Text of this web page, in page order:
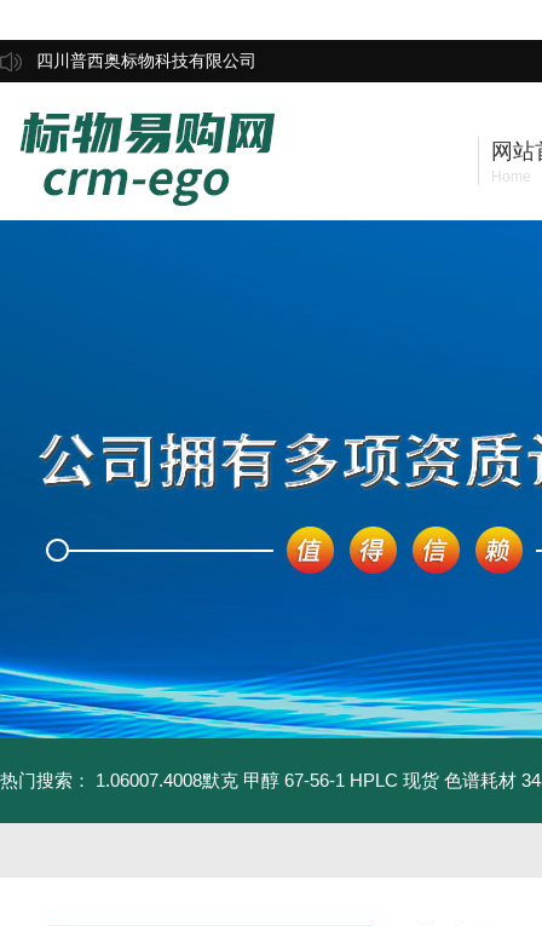
四川普西奥标物科技有限公司
网站
Home
热门搜索： 1.06007.4008默克 甲醇 67-56-1 HPLC 现货 色谱耗材